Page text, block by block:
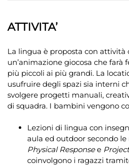
ATTIVITA’
La lingua è proposta con attività
un’animazione giocosa che farà
più piccoli ai più grandi. La
usufruire degli spazi sia interni
svolgere progetti manuali,
di squadra. I bambini vengono
Lezioni di lingua con
aula ed outdoor secondo
Physical Responsee
coinvolgono i ragazzi